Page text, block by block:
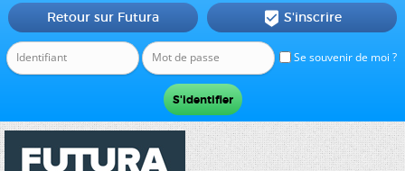
Se souvenir de moi ?
Retour sur Futura  S'inscrire